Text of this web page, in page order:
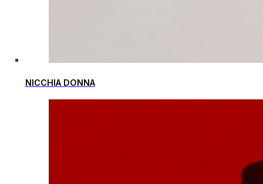
NICCHIA DONNA